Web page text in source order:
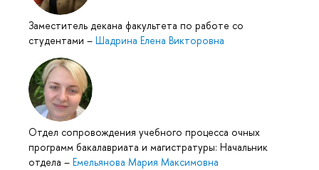
Заместитель декана факультета по работе со
студентами – Шадрина Елена Викторовна
Отдел сопровождения учебного процесса очных
программ бакалавриата и магистратуры: Начальник
отдела – Емельянова Мария Максимовна